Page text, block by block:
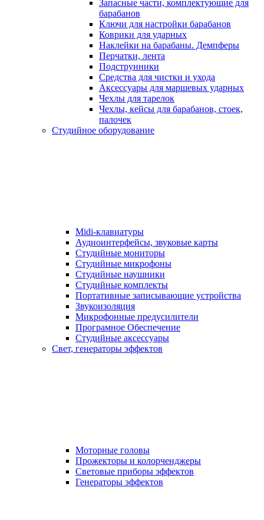
Запасные части, комплектующие для
барабанов
Ключи для настройки барабанов
Коврики для ударных
Наклейки на барабаны. Демпферы
Перчатки, лента
Подструнники
Средства для чистки и ухода
Аксессуары для маршевых ударных
Чехлы для тарелок
Чехлы, кейсы для барабанов, стоек,
палочек
Студийное оборудование
Midi-клавиатуры
Аудиоинтерфейсы, звуковые карты
Студийные мониторы
Студийные микрофоны
Студийные наушники
Студийные комплекты
Портативные записывающие устройства
Звукоизоляция
Микрофонные предусилители
Програмное Обеспечение
Студийные аксессуары
Свет, генераторы эффектов
Моторные головы
Прожекторы и колорченджеры
Световые приборы эффектов
Генераторы эффектов